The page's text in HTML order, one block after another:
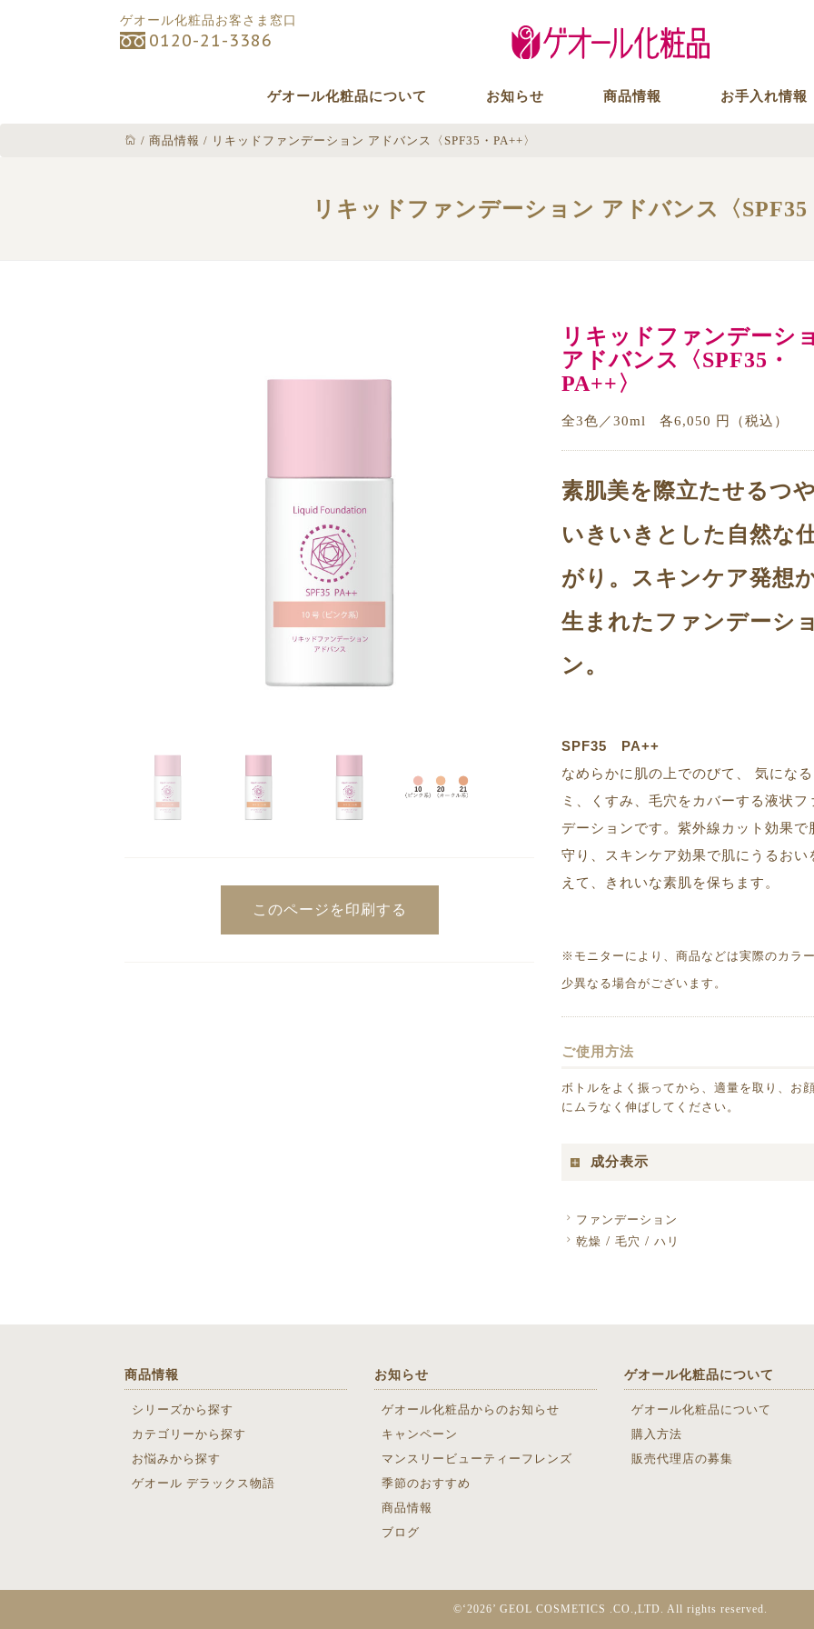
ゲオール化粧品について お知らせ 商品情報 お手入れ情報
ゲオール化粧品お客さま窓口
0120-21-3386
/ 商品情報 / リキッドファンデーション アドバンス〈SPF35・PA++〉
リキッドファンデーション アドバンス〈SPF35
このページを印刷する
リキッドファンデーシ
アドバンス〈SPF35・
PA++〉
全3色／30ml 各6,050 円（税込）
素肌美を際立たせるつや
いきいきとした自然な
がり。スキンケア発想
生まれたファンデーショ
ン。
SPF35 PA++
なめらかに肌の上でのびて、 気になる
ミ、くすみ、毛穴をカバーする液状フ
デーションです。紫外線カット効果で
守り、スキンケア効果で肌にうるおい
えて、きれいな素肌を保ちます。
※モニターにより、商品などは実際のカラ
少異なる場合がございます。
ご使用方法
ボトルをよく振ってから、適量を取り、お
にムラなく伸ばしてください。
成分表示
ファンデーション
乾燥 /毛穴 /ハリ
商品情報
シリーズから探す
カテゴリーから探す
お悩みから探す
ゲオール デラックス物語
お知らせ
ゲオール化粧品からのお知らせ
キャンペーン
マンスリービューティーフレンズ
季節のおすすめ
商品情報
ブログ
ゲオール化粧品について
ゲオール化粧品について
購入方法
販売代理店の募集
©‘2026’ GEOL COSMETICS .CO.,LTD. All rights reserved.